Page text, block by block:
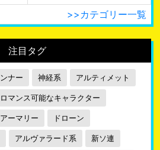
>>カテゴリー一覧
注目タグ
ナー 神経系 アルティメット
ロマンス可能なキャラクター
ーマリー ドローン
アルヴァラード系 新ソ連